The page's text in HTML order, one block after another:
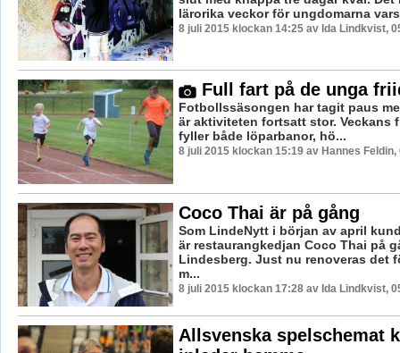
lärorika veckor för ungdomarna
8 juli 2015 klockan 14:25 av Ida Lindkvist,
Full fart på de unga
Fotbollssäsongen har tagit paus
är aktiviteten fortsatt stor. Veckans
fyller både löparbanor, hö...
8 juli 2015 klockan 15:19 av Hannes Feldin,
Coco Thai är på gång
Som LindeNytt i början av april
är restaurangkedjan Coco Thai på
Lindesberg. Just nu renoveras det
m...
8 juli 2015 klockan 17:28 av Ida Lindkvist,
Allsvenska spelschemat